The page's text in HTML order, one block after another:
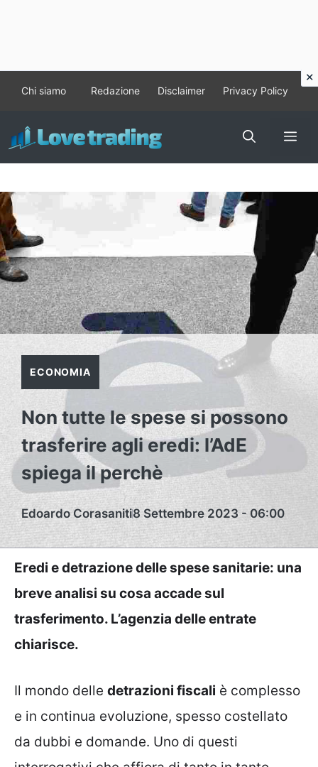
contenuto
Chi siamo Redazione Disclaimer Privacy Policy
ECONOMIA
Non tutte le spese si possono
trasferire agli eredi: l’AdE
spiega il perchè
Edoardo Corasaniti8 Settembre 2023 - 06:00
Eredi e detrazione delle spese sanitarie: una
breve analisi su cosa accade sul
trasferimento. L’agenzia delle entrate
chiarisce.
Il mondo delle detrazioni fiscali è complesso
e in continua evoluzione, spesso costellato
da dubbi e domande. Uno di questi